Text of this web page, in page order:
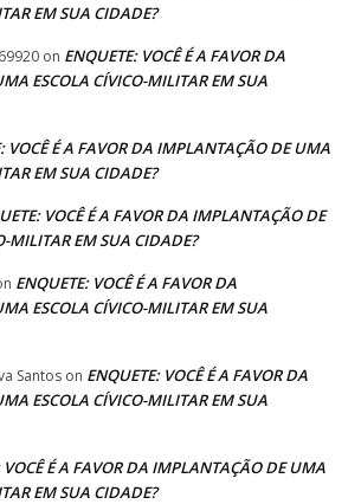
EM SUA CIDADE?
on ENQUETE: VOCÊ É A FAVOR DA
ESCOLA CÍVICO-MILITAR EM SUA
VOCÊ É A FAVOR DA IMPLANTAÇÃO DE UMA
EM SUA CIDADE?
VOCÊ É A FAVOR DA IMPLANTAÇÃO DE
MILITAR EM SUA CIDADE?
ENQUETE: VOCÊ É A FAVOR DA
ESCOLA CÍVICO-MILITAR EM SUA
Santos on ENQUETE: VOCÊ É A FAVOR DA
ESCOLA CÍVICO-MILITAR EM SUA
VOCÊ É A FAVOR DA IMPLANTAÇÃO DE UMA
EM SUA CIDADE?